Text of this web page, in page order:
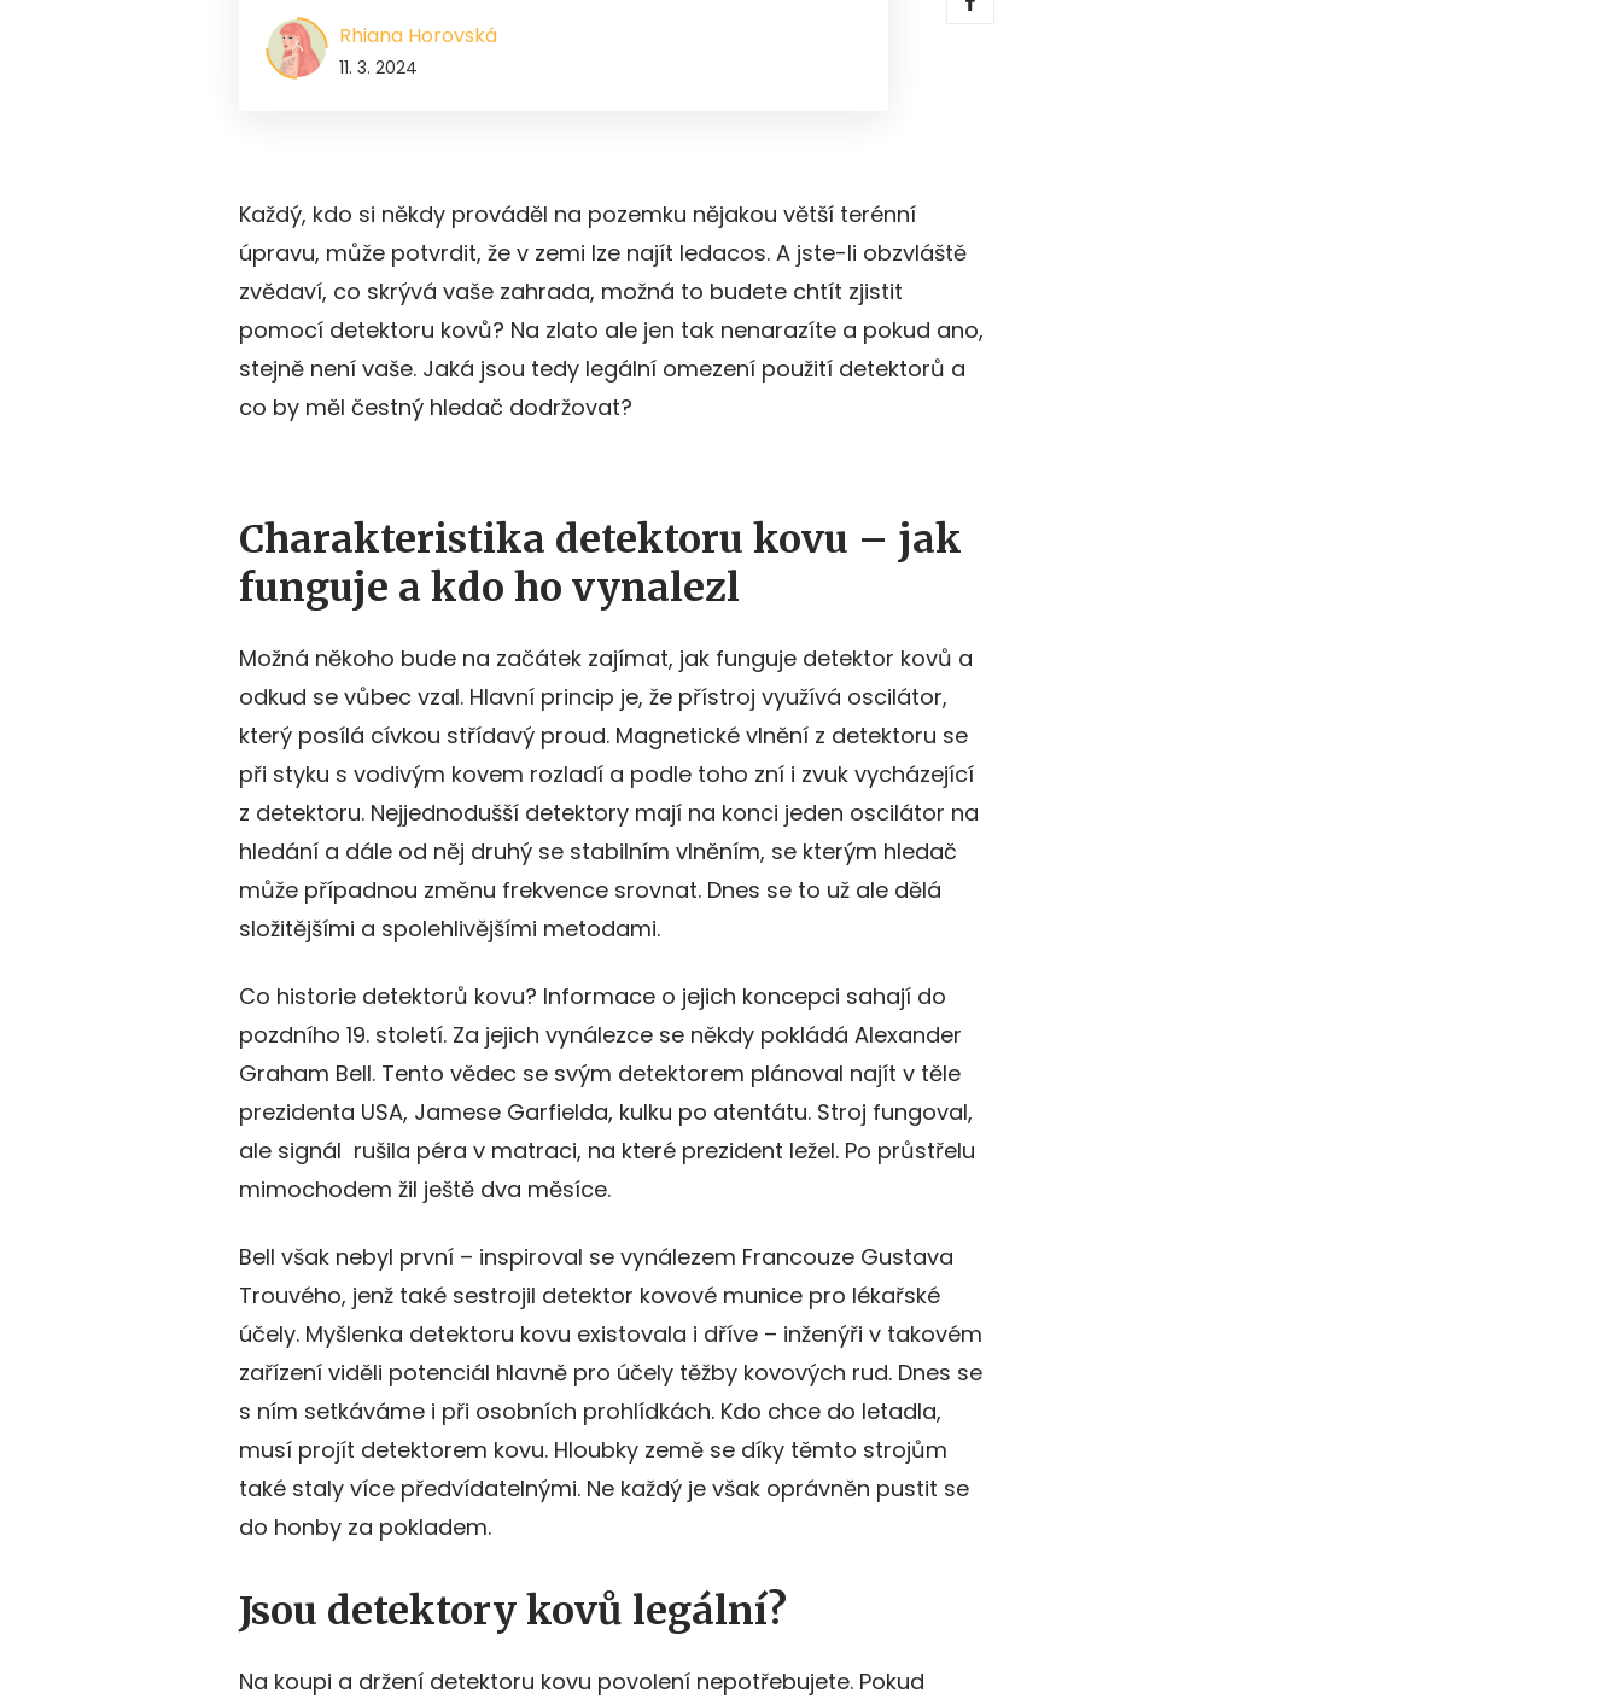
Rhiana Horovská
11. 3. 2024
Každý, kdo si někdy prováděl na pozemku nějakou větší terénní
úpravu, může potvrdit, že v zemi lze najít ledacos. A jste-li obzvláště
zvědaví, co skrývá vaše zahrada, možná to budete chtít zjistit
pomocí detektoru kovů? Na zlato ale jen tak nenarazíte a pokud ano,
stejně není vaše. Jaká jsou tedy legální omezení použití detektorů a
co by měl čestný hledač dodržovat?
Charakteristika detektoru kovu – jak
funguje a kdo ho vynalezl
Možná někoho bude na začátek zajímat, jak funguje detektor kovů a
odkud se vůbec vzal. Hlavní princip je, že přístroj využívá oscilátor,
který posílá cívkou střídavý proud. Magnetické vlnění z detektoru se
při styku s vodivým kovem rozladí a podle toho zní i zvuk vycházející
z detektoru. Nejjednodušší detektory mají na konci jeden oscilátor na
hledání a dále od něj druhý se stabilním vlněním, se kterým hledač
může případnou změnu frekvence srovnat. Dnes se to už ale dělá
složitějšími a spolehlivějšími metodami.
Co historie detektorů kovu? Informace o jejich koncepci sahají do
pozdního 19. století. Za jejich vynálezce se někdy pokládá Alexander
Graham Bell. Tento vědec se svým detektorem plánoval najít v těle
prezidenta USA, Jamese Garfielda, kulku po atentátu. Stroj fungoval,
ale signál rušila péra v matraci, na které prezident ležel. Po průstřelu
mimochodem žil ještě dva měsíce.
Bell však nebyl první – inspiroval se vynálezem Francouze Gustava
Trouvého, jenž také sestrojil detektor kovové munice pro lékařské
účely. Myšlenka detektoru kovu existovala i dříve – inženýři v takovém
zařízení viděli potenciál hlavně pro účely těžby kovových rud. Dnes se
s ním setkáváme i při osobních prohlídkách. Kdo chce do letadla,
musí projít detektorem kovu. Hloubky země se díky těmto strojům
také staly více předvídatelnými. Ne každý je však oprávněn pustit se
do honby za pokladem.
Jsou detektory kovů legální?
Na koupi a držení detektoru kovu povolení nepotřebujete. Pokud